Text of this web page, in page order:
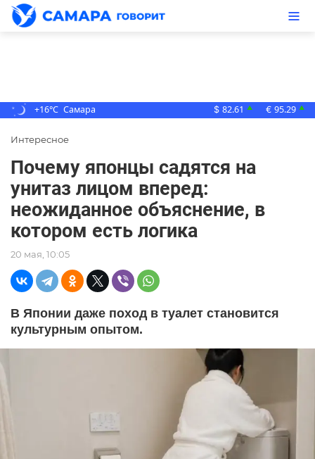
+16°C Самара $ 82.61 ▲ € 95.29 ▲
Интересное
Почему японцы садятся на
унитаз лицом вперед:
неожиданное объяснение, в
котором есть логика
20 мая, 10:05
В Японии даже поход в туалет становится
культурным опытом.